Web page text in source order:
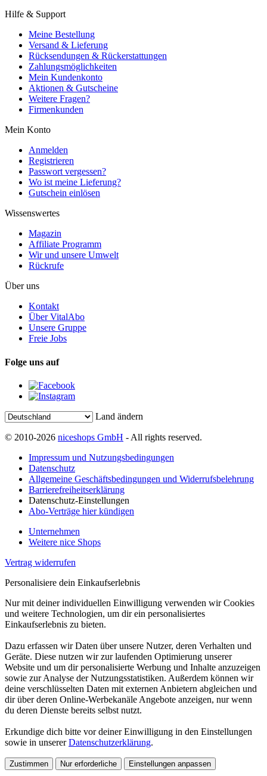
Hilfe & Support
Meine Bestellung
Versand & Lieferung
Rücksendungen & Rückerstattungen
Zahlungsmöglichkeiten
Mein Kundenkonto
Aktionen & Gutscheine
Weitere Fragen?
Firmenkunden
Mein Konto
Anmelden
Registrieren
Passwort vergessen?
Wo ist meine Lieferung?
Gutschein einlösen
Wissenswertes
Magazin
Affiliate Programm
Wir und unsere Umwelt
Rückrufe
Über uns
Kontakt
Über VitalAbo
Unsere Gruppe
Freie Jobs
Folge uns auf
Land ändern
© 2010-2026 niceshops GmbH - All rights reserved.
Impressum und Nutzungsbedingungen
Datenschutz
Allgemeine Geschäftsbedingungen und Widerrufsbelehrung
Barrierefreiheitserklärung
Datenschutz-Einstellungen
Abo-Verträge hier kündigen
Unternehmen
Weitere nice Shops
Vertrag widerrufen
Personalisiere dein Einkaufserlebnis
Nur mit deiner individuellen Einwilligung verwenden wir Cookies
und weitere Technologien, um dir ein personalisiertes
Einkaufserlebnis zu bieten.
Dazu erfassen wir Daten über unsere Nutzer, deren Verhalten und
Geräte. Diese nutzen wir zur laufenden Optimierung unserer
Website und um dir personalisierte Werbung und Inhalte anzuzeigen
sowie zur Analyse der Nutzungsstatistiken. Außerdem können wir
deine verschlüsselten Daten mit externen Anbietern abgleichen und
dir über deren Online-Werbekanäle Angebote anzeigen, nur wenn
du deren Dienste bereits selbst nutzt.
Erkundige dich bitte vor deiner Einwilligung in den Einstellungen
sowie in unsererDatenschutzerklärung.
Zustimmen Nur erforderliche Einstellungen anpassen